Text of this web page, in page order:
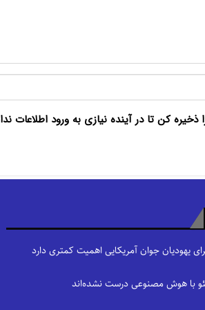
ذخیره کن تا در آینده نیازی به ورود اطلاعات
یهودیان جوان آمریکایی اهمیت کمتری دارد
با هوش مصنوعی درست نشده‌اند